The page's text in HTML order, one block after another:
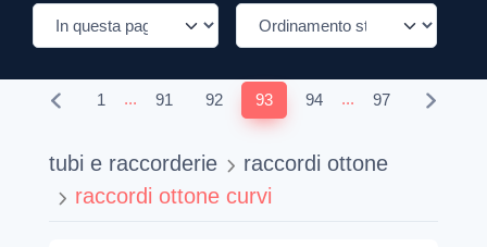
1 ... 91 92 93 94 ... 97
tubi e raccorderie
raccordi ottone
raccordi ottone curvi